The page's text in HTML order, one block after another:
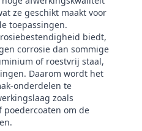
ze geschikt maakt voor
toepassingen.
biedt,
corrosie dan sommige
of roestvrij staal,
Daarom wordt het
onderdelen te
zoals
poedercoaten om de